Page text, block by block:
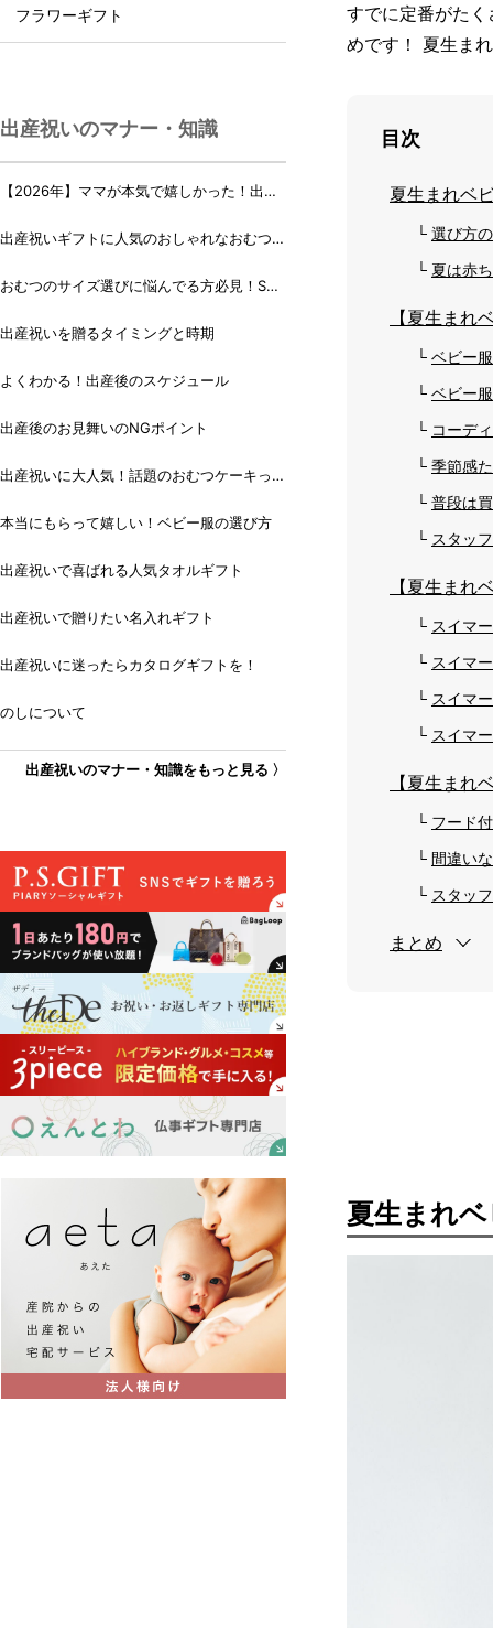
すでに定番がた
めです！ 夏生ま
目次
夏生まれベ
選び方
夏は赤
【夏生ま
ベビー
ベビー
コーデ
季節感
普段は
スタッ
【夏生ま
スイマ
スイマ
スイマ
スイマ
【夏生ま
フード
間違い
スタッ
まとめ
夏生まれ
フラワーギフト
出産祝いのマナー・知識
【2026年】ママが本気で嬉しかった！出産
出産祝いギフトに人気のおしゃれなおむつケ
おむつのサイズ選びに悩んでる方必見！Sサ
出産祝いを贈るタイミングと時期
よくわかる！出産後のスケジュール
出産後のお見舞いのNGポイント
出産祝いに大人気！話題のおむつケーキっ
本当にもらって嬉しい！ベビー服の選び方
出産祝いで喜ばれる人気タオルギフト
出産祝いで贈りたい名入れギフト
出産祝いに迷ったらカタログギフトを！
のしについて
出産祝いのマナー・知識をもっと見る 〉